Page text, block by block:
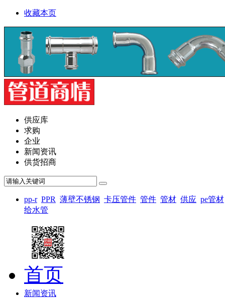
收藏本页
供应库
求购
企业
新闻资讯
供货招商
pp-r PPR 薄壁不锈钢 卡压管件 管件 管材 供应 pe管材
给水管
首页
新闻资讯